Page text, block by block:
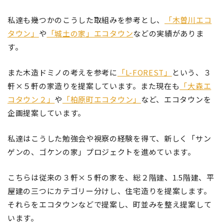
私達も幾つかのこうした取組みを参考とし、
「木曽川エコ
タウン」 や 「城土の家」エコタウンなどの実績がありま
す。
また木造ドミノの考えを参考に 「L-FOREST」
という、３
軒×５軒の家造りを提案しています。また現在も 「大森エ
コタウン２」 や 「柏原町エコタウン」 など、エコタウンを
企画提案しています。
私達はこうした勉強会や視察の経験を得て、新しく「サン
ゲンの、ゴケンの家」プロジェクトを進めています。
こちらは従来の３軒×５軒の家を、総２階建、1.5階建、平
屋建の三つにカテゴリー分けし、住宅造りを提案します。
それらをエコタウンなどで提案し、町並みを整え提案して
います。